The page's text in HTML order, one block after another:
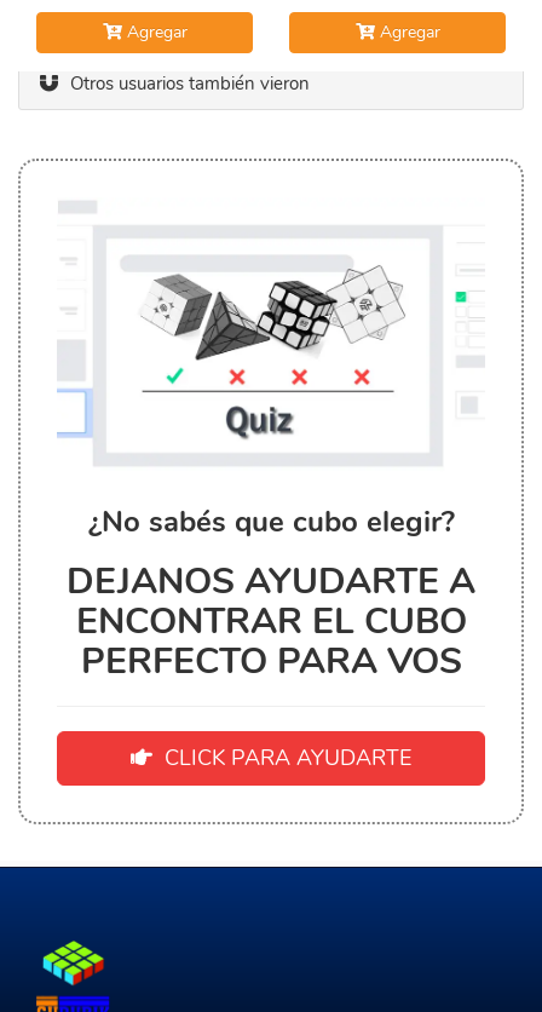
Agregar Agregar
Otros usuarios también vieron
¿No sabés que cubo elegir?
DEJANOS AYUDARTE A
ENCONTRAR EL CUBO
PERFECTO PARA VOS
CLICK PARA AYUDARTE